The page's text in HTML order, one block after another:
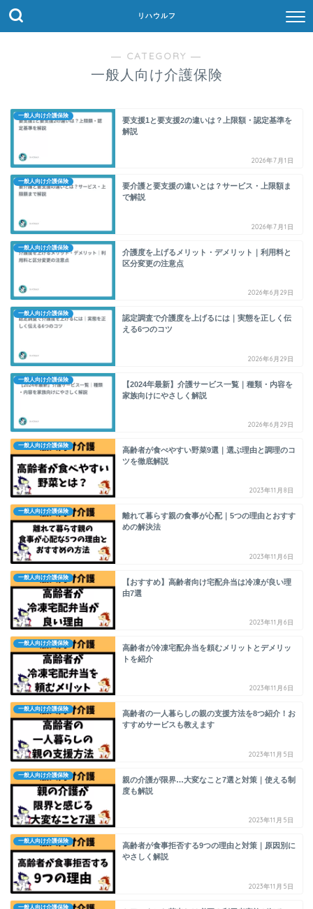
リハウルフ
― CATEGORY ―
一般人向け介護保険
一般人向け介護保険
要支援1と要支援2の違いは？上限額・認定基準を
解説
2026年7月1日
一般人向け介護保険
要介護と要支援の違いとは？サービス・上限額ま
で解説
2026年7月1日
一般人向け介護保険
介護度を上げるメリット・デメリット｜利用料と
区分変更の注意点
2026年6月29日
一般人向け介護保険
認定調査で介護度を上げるには｜実態を正しく伝
える6つのコツ
2026年6月29日
一般人向け介護保険
【2024年最新】介護サービス一覧｜種類・内容を
家族向けにやさしく解説
2026年6月29日
一般人向け介護保険
高齢者が食べやすい野菜9選｜選ぶ理由と調理のコ
ツを徹底解説
2023年11月8日
一般人向け介護保険
離れて暮らす親の食事が心配｜5つの理由とおすす
めの解決法
2023年11月6日
一般人向け介護保険
【おすすめ】高齢者向け宅配弁当は冷凍が良い理
由7選
2023年11月6日
一般人向け介護保険
高齢者が冷凍宅配弁当を頼むメリットとデメリッ
トを紹介
2023年11月6日
一般人向け介護保険
高齢者の一人暮らしの親の支援方法を8つ紹介！お
すすめサービスも教えます
2023年11月5日
一般人向け介護保険
親の介護が限界…大変なこと7選と対策｜使える制
度も解説
2023年11月5日
一般人向け介護保険
高齢者が食事拒否する9つの理由と対策｜原因別に
やさしく解説
2023年11月5日
一般人向け介護保険